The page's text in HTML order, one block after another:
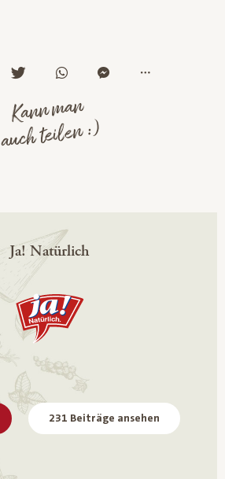
Kann man
auch teilen :)
Ja! Natürlich
231 Beiträge ansehen